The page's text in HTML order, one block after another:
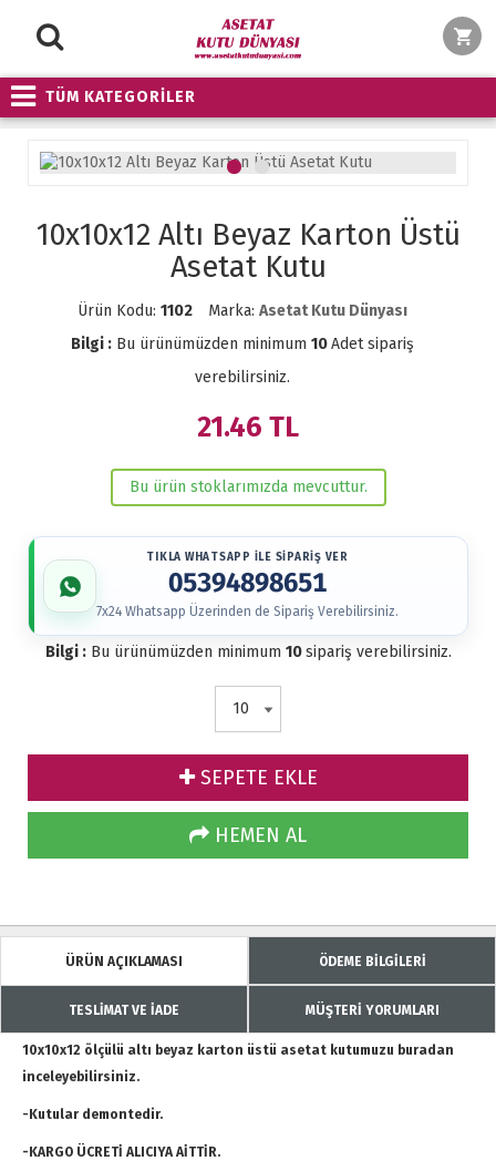
TÜM KATEGORİLER
10x10x12 Altı Beyaz Karton Üstü
Asetat Kutu
Ürün Kodu: 1102 Marka: Asetat Kutu Dünyası
Bilgi : Bu ürünümüzden minimum 10Adet sipariş
verebilirsiniz.
21.46 TL
Bu ürün stoklarımızda mevcuttur.
TIKLA WHATSAPP İLE SİPARİŞ VER
05394898651
7x24 Whatsapp Üzerinden de Sipariş Verebilirsiniz.
Bilgi :Bu ürünümüzden minimum 10sipariş verebilirsiniz.
SEPETE EKLE
HEMEN AL
ÜRÜN AÇIKLAMASI ÖDEME BİLGİLERİ
TESLİMAT VE İADE MÜŞTERİ YORUMLARI
10x10x12 ölçülü altı beyaz karton üstü asetat kutumuzu buradan
inceleyebilirsiniz.
-Kutular demontedir.
-KARGO ÜCRETİ ALICIYA AİTTİR.